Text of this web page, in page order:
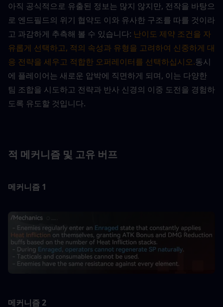
아직 공식적으로 유출된 정보는 많지 않지만, 전작을 바탕으
로 엔드필드의 위기 협약도 이와 유사한 구조를 따를 것이라
고 과감하게 추측해 볼 수 있습니다: 난이도 제약 조건을 자
유롭게 선택하고, 적의 속성과 유형을 고려하여 신중하게 대
응 전략을 세우고 적합한 오퍼레이터를 선택하십시오.동시
에 플레이어는 새로운 압박에 직면하게 되며, 이는 다양한
팀 조합을 시도하고 전략과 반사 신경의 이중 도전을 경험하
도록 유도할 것입니다.
적 메커니즘 및 고유 버프
메커니즘 1
메커니즘 2